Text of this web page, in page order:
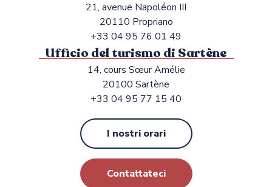
21, avenue Napoléon III
20110 Propriano
+33 04 95 76 01 49
Ufficio del turismo di Sartène
14, cours Sœur Amélie
20100 Sartène
+33 04 95 77 15 40
I nostri orari
Contattateci